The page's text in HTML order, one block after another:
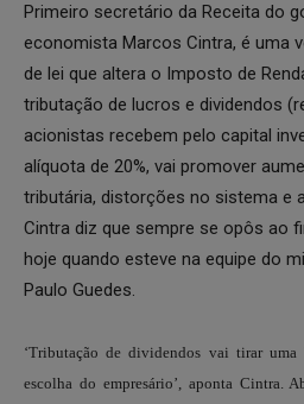
Primeiro secretário da Receita do
economista Marcos Cintra, é uma
de lei que altera o Imposto de
tributação de lucros e dividendos
acionistas recebem pelo capital
alíquota de 20%, vai promover
tributária, distorções no sistema e
Cintra diz que sempre se opôs ao
hoje quando esteve na equipe do
Paulo Guedes.
‘Tributação de dividendos vai tirar
escolha do empresário’, aponta Cintra.